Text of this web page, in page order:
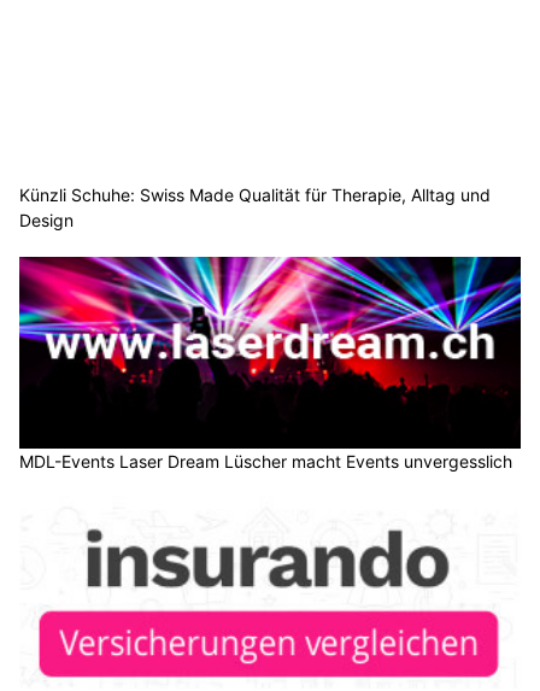
Künzli Schuhe: Swiss Made Qualität für Therapie, Alltag und
Design
MDL-Events Laser Dream Lüscher macht Events unvergesslich